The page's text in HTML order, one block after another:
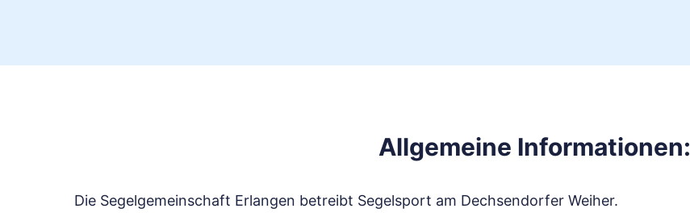
Allgemeine Informationen:
Die Segelgemeinschaft Erlangen betreibt Segelsport am Dechsendorfer Weiher.